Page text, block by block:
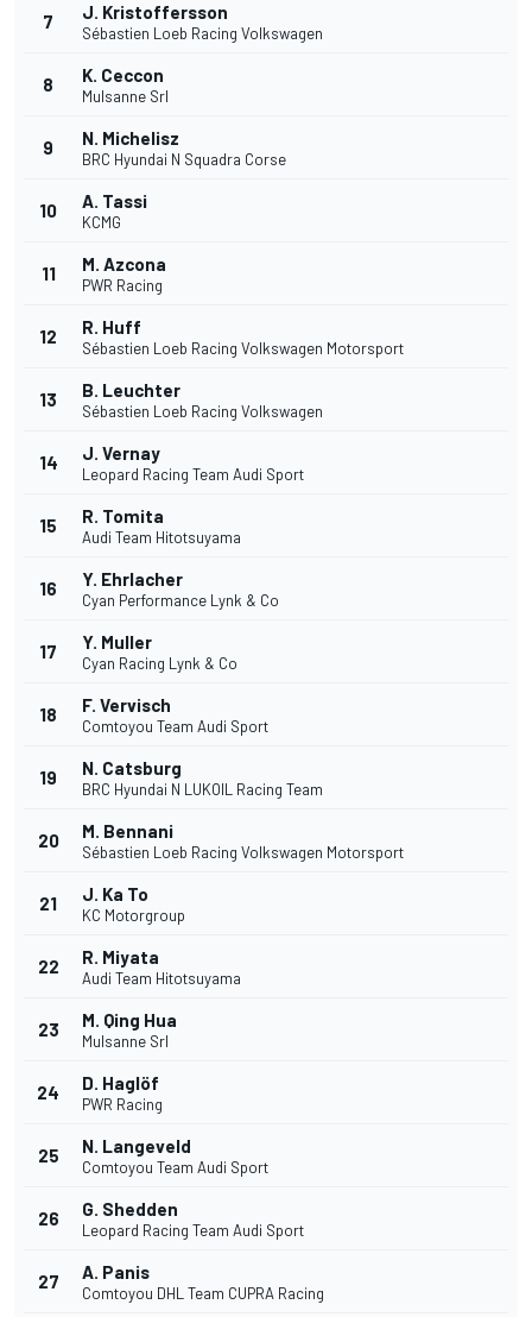
7 J. Kristoffersson
Sébastien Loeb Racing Volkswagen
8 K. Ceccon
Mulsanne Srl
9 N. Michelisz
BRC Hyundai N Squadra Corse
10 A. Tassi
KCMG
11 M. Azcona
PWR Racing
12 R. Huff
Sébastien Loeb Racing Volkswagen Motorsport
13 B. Leuchter
Sébastien Loeb Racing Volkswagen
14 J. Vernay
Leopard Racing Team Audi Sport
15 R. Tomita
Audi Team Hitotsuyama
16 Y. Ehrlacher
Cyan Performance Lynk & Co
17 Y. Muller
Cyan Racing Lynk & Co
18 F. Vervisch
Comtoyou Team Audi Sport
19 N. Catsburg
BRC Hyundai N LUKOIL Racing Team
20 M. Bennani
Sébastien Loeb Racing Volkswagen Motorsport
21 J. Ka To
KC Motorgroup
22 R. Miyata
Audi Team Hitotsuyama
23 M. Qing Hua
Mulsanne Srl
24 D. Haglöf
PWR Racing
25 N. Langeveld
Comtoyou Team Audi Sport
26 G. Shedden
Leopard Racing Team Audi Sport
27 A. Panis
Comtoyou DHL Team CUPRA Racing